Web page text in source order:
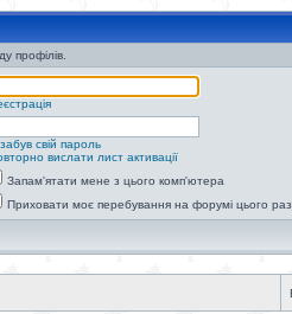
профілів.
свій пароль
вислати лист активації
Запам'ятати мене з цього комп'ютера
Приховати моє перебування на форумі цього